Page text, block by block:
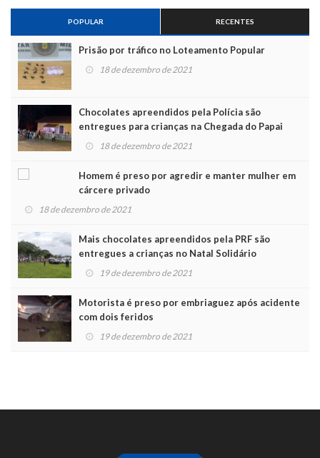
POPULAR RECENTES
Prisão por tráfico no Loteamento Popular
18 de dezembro de 2021
Chocolates apreendidos pela Polícia são
entregues para crianças na Chegada do Papai
Noel
18 de dezembro de 2021
Homem é preso por agredir e manter mulher em
cárcere privado
18 de dezembro de 2021
Mais chocolates apreendidos pela PRF são
entregues a crianças no Natal Solidário
19 de dezembro de 2021
Motorista é preso por embriaguez após acidente
com dois feridos
19 de dezembro de 2021